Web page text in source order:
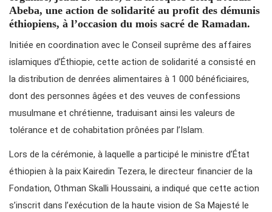
Abeba, une action de solidarité au profit des démunis
éthiopiens, à l’occasion du mois sacré de Ramadan.
Initiée en coordination avec le Conseil suprême des affaires
islamiques d’Éthiopie, cette action de solidarité a consisté en
la distribution de denrées alimentaires à 1 000 bénéficiaires,
dont des personnes âgées et des veuves de confessions
musulmane et chrétienne, traduisant ainsi les valeurs de
tolérance et de cohabitation prônées par l’Islam.
Lors de la cérémonie, à laquelle a participé le ministre d’État
éthiopien à la paix Kairedin Tezera, le directeur financier de la
Fondation, Othman Skalli Houssaini, a indiqué que cette action
s’inscrit dans l’exécution de la haute vision de Sa Majesté le